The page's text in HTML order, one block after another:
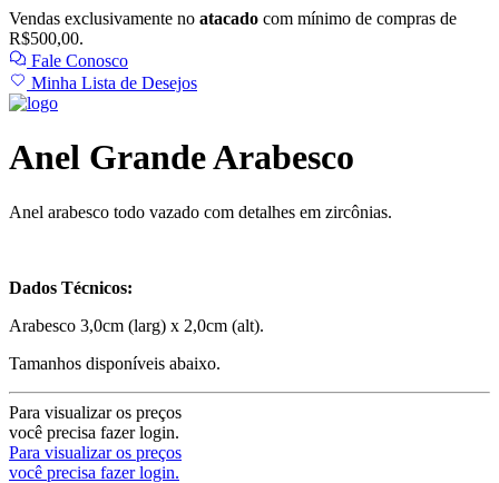
Vendas exclusivamente no atacado com mínimo de compras de
R$500,00.
Fale Conosco
Minha Lista de Desejos
Anel Grande Arabesco
Anel arabesco todo vazado com detalhes em zircônias.
Dados Técnicos:
Arabesco 3,0cm (larg) x 2,0cm (alt).
Tamanhos disponíveis abaixo.
Para visualizar os preços
você precisa fazer login.
Para visualizar os preços
você precisa fazer login.